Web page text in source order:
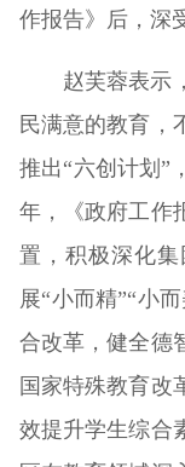
作报告》后，深
赵芙蓉表示，
民满意的教育，
推出“六创计划”
年，《政府工作
置，积极深化
展“小而精”“小
合改革，健全德
国家特殊教育改
效提升学生综合